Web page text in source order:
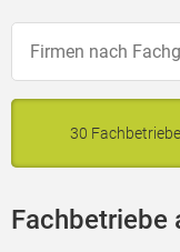
30
Fachbetriebe